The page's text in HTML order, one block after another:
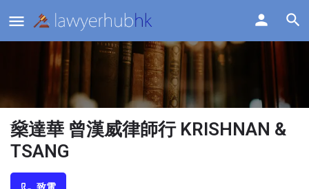
燊達華 曾漢威律師行 KRISHNAN &
TSANG
致電